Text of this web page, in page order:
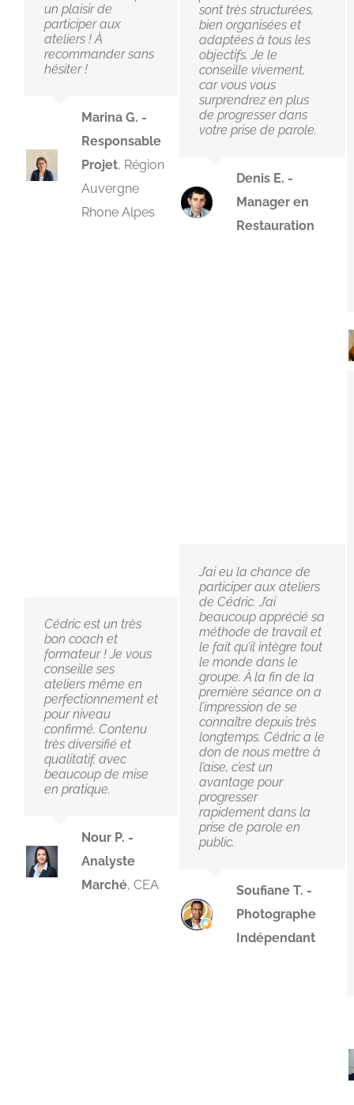
un plaisir de
participer aux
ateliers ! À
recommander sans
hésiter !
Marina G. -
Responsable
Projet, Région
Auvergne
Rhone Alpes
sont très structurées,
bien organisées et
adaptées à tous les
objectifs. Je le
conseille vivement,
car vous vous
surprendrez en plus
de progresser dans
votre prise de parole.
Denis E. -
Manager en
Restauration
Cédric est un très
bon coach et
formateur ! Je vous
conseille ses
ateliers même en
perfectionnement et
pour niveau
confirmé. Contenu
très diversifié et
qualitatif, avec
beaucoup de mise
en pratique.
Nour P. -
Analyste
Marché, CEA
J’ai eu la chance de
participer aux ateliers
de Cédric. J’ai
beaucoup apprécié sa
méthode de travail et
le fait qu’il intègre tout
le monde dans le
groupe. À la fin de la
première séance on a
l’impression de se
connaître depuis très
longtemps. Cédric a le
don de nous mettre à
l’aise, c’est un
avantage pour
progresser
rapidement dans la
prise de parole en
public.
Soufiane T. -
Photographe
Indépendant